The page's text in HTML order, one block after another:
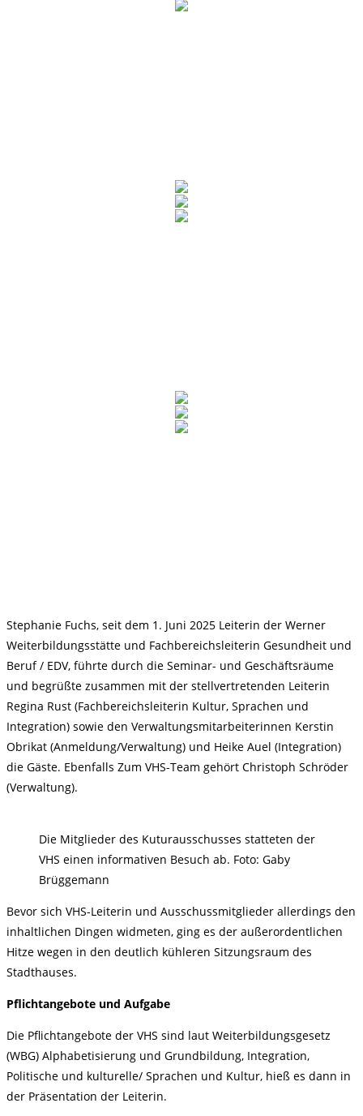
Stephanie Fuchs, seit dem 1. Juni 2025 Leiterin der Werner
Weiterbildungsstätte und Fachbereichsleiterin Gesundheit und
Beruf / EDV, führte durch die Seminar- und Geschäftsräume
und begrüßte zusammen mit der stellvertretenden Leiterin
Regina Rust (Fachbereichsleiterin Kultur, Sprachen und
Integration) sowie den Verwaltungsmitarbeiterinnen Kerstin
Obrikat (Anmeldung/Verwaltung) und Heike Auel (Integration)
die Gäste. Ebenfalls Zum VHS-Team gehört Christoph Schröder
(Verwaltung).
Die Mitglieder des Kuturausschusses statteten der
VHS einen informativen Besuch ab. Foto: Gaby
Brüggemann
Bevor sich VHS-Leiterin und Ausschussmitglieder allerdings den
inhaltlichen Dingen widmeten, ging es der außerordentlichen
Hitze wegen in den deutlich kühleren Sitzungsraum des
Stadthauses.
Pflichtangebote und Aufgabe
Die Pflichtangebote der VHS sind laut Weiterbildungsgesetz
(WBG) Alphabetisierung und Grundbildung, Integration,
Politische und kulturelle/ Sprachen und Kultur, hieß es dann in
der Präsentation der Leiterin.